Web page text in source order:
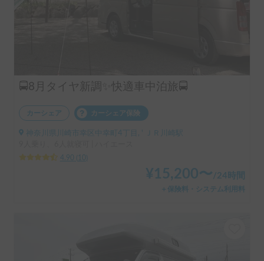
🚍8月タイヤ新調✨快適車中泊旅🚍
カーシェア カーシェア保険
神奈川県川崎市幸区中幸町4丁目, ' ＪＲ川崎駅
4.90
¥ 15,200〜 /24時間
＋保険料・システム利用料